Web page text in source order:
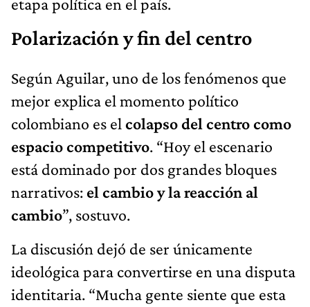
etapa política en el país.
Polarización y fin del centro
Según Aguilar, uno de los fenómenos que
mejor explica el momento político
colombiano es el colapso del centro como
espacio competitivo. “Hoy el escenario
está dominado por dos grandes bloques
narrativos: el cambio y la reacción al
cambio”, sostuvo.
La discusión dejó de ser únicamente
ideológica para convertirse en una disputa
identitaria. “Mucha gente siente que esta